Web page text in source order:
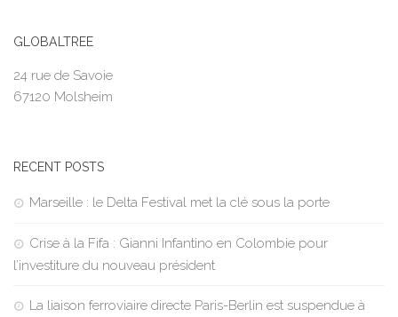
GLOBALTREE
24 rue de Savoie
67120 Molsheim
RECENT POSTS
Marseille : le Delta Festival met la clé sous la porte
Crise à la Fifa : Gianni Infantino en Colombie pour
l’investiture du nouveau président
La liaison ferroviaire directe Paris-Berlin est suspendue à